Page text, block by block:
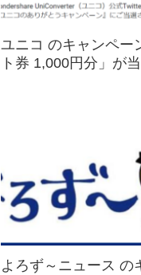
ユニコ のキャンペー
ト券 1,000円分」が
よろず～ニュース の